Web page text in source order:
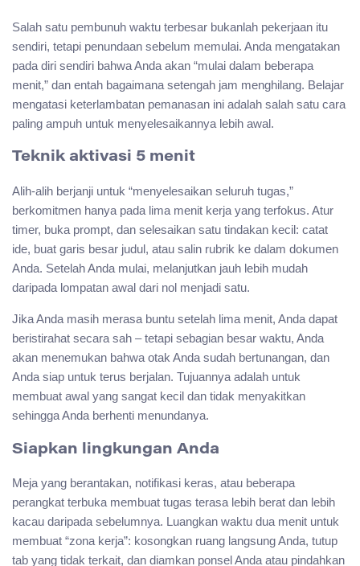
Salah satu pembunuh waktu terbesar bukanlah pekerjaan itu
sendiri, tetapi penundaan sebelum memulai. Anda mengatakan
pada diri sendiri bahwa Anda akan “mulai dalam beberapa
menit,” dan entah bagaimana setengah jam menghilang. Belajar
mengatasi keterlambatan pemanasan ini adalah salah satu cara
paling ampuh untuk menyelesaikannya lebih awal.
Teknik aktivasi 5 menit
Alih-alih berjanji untuk “menyelesaikan seluruh tugas,”
berkomitmen hanya pada lima menit kerja yang terfokus. Atur
timer, buka prompt, dan selesaikan satu tindakan kecil: catat
ide, buat garis besar judul, atau salin rubrik ke dalam dokumen
Anda. Setelah Anda mulai, melanjutkan jauh lebih mudah
daripada lompatan awal dari nol menjadi satu.
Jika Anda masih merasa buntu setelah lima menit, Anda dapat
beristirahat secara sah – tetapi sebagian besar waktu, Anda
akan menemukan bahwa otak Anda sudah bertunangan, dan
Anda siap untuk terus berjalan. Tujuannya adalah untuk
membuat awal yang sangat kecil dan tidak menyakitkan
sehingga Anda berhenti menundanya.
Siapkan lingkungan Anda
Meja yang berantakan, notifikasi keras, atau beberapa
perangkat terbuka membuat tugas terasa lebih berat dan lebih
kacau daripada sebelumnya. Luangkan waktu dua menit untuk
membuat “zona kerja”: kosongkan ruang langsung Anda, tutup
tab yang tidak terkait, dan diamkan ponsel Anda atau pindahkan